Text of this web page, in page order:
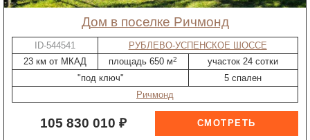
дом в поселке Ричмонд
ID-544541
РУБЛЕВО-УСПЕНСКОЕ ШОССЕ
23 км от МКАД
площадь 650 м2
участок 24 сотки
"под ключ"
5 спален
Ричмонд
105 830 010 ₽